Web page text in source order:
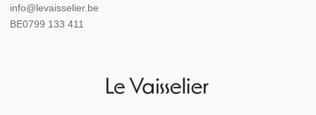
info@levaisselier.be
BE0799 133 411